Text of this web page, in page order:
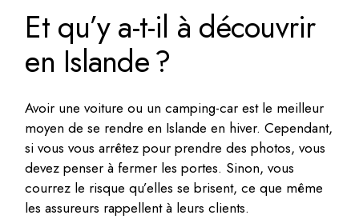
Et qu’y a-t-il à découvrir
en Islande ?
Avoir une voiture ou un camping-car est le meilleur
moyen de se rendre en Islande en hiver. Cependant,
si vous vous arrêtez pour prendre des photos, vous
devez penser à fermer les portes. Sinon, vous
courrez le risque qu’elles se brisent, ce que même
les assureurs rappellent à leurs clients.